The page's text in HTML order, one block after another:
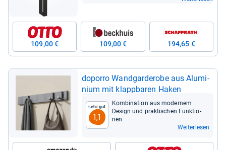
109,00 € 109,00 € 194,65 €
doporro Wand­gar­de­robe aus Alu­mi­
nium mit klapp­ba­ren Haken
Sehr gut
1,1
Kom­bi­na­tion aus moder­nem
Design und prak­ti­schen Funk­tio­
nen
Weiterlesen